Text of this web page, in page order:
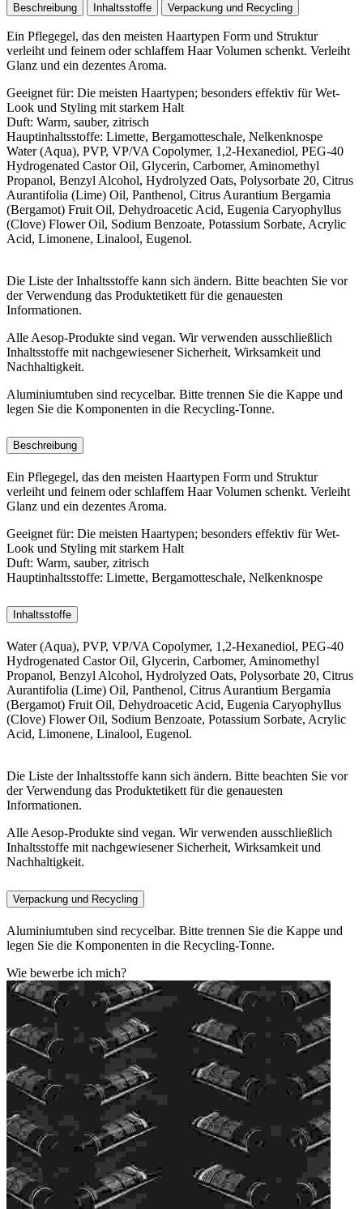
Beschreibung Inhaltsstoffe Verpackung und Recycling
Ein Pflegegel, das den meisten Haartypen Form und Struktur
verleiht und feinem oder schlaffem Haar Volumen schenkt. Verleiht
Glanz und ein dezentes Aroma.
Geeignet für: Die meisten Haartypen; besonders effektiv für Wet-
Look und Styling mit starkem Halt
Duft: Warm, sauber, zitrisch
Hauptinhaltsstoffe​: Limette, Bergamotteschale, Nelkenknospe
Water (Aqua), PVP, VP/VA Copolymer, 1,2-Hexanediol, PEG-40
Hydrogenated Castor Oil, Glycerin, Carbomer, Aminomethyl
Propanol, Benzyl Alcohol, Hydrolyzed Oats, Polysorbate 20, Citrus
Aurantifolia (Lime) Oil, Panthenol, Citrus Aurantium Bergamia
(Bergamot) Fruit Oil, Dehydroacetic Acid, Eugenia Caryophyllus
(Clove) Flower Oil, Sodium Benzoate, Potassium Sorbate, Acrylic
Acid, Limonene, Linalool, Eugenol.
Die Liste der Inhaltsstoffe kann sich ändern. Bitte beachten Sie vor
der Verwendung das Produktetikett für die genauesten
Informationen.
Alle Aesop-Produkte sind vegan. Wir verwenden ausschließlich
Inhaltsstoffe mit nachgewiesener Sicherheit, Wirksamkeit und
Nachhaltigkeit.
Aluminiumtuben sind recycelbar. Bitte trennen Sie die Kappe und
legen Sie die Komponenten in die Recycling-Tonne.
Beschreibung
Ein Pflegegel, das den meisten Haartypen Form und Struktur
verleiht und feinem oder schlaffem Haar Volumen schenkt. Verleiht
Glanz und ein dezentes Aroma.
Geeignet für: Die meisten Haartypen; besonders effektiv für Wet-
Look und Styling mit starkem Halt
Duft: Warm, sauber, zitrisch
Hauptinhaltsstoffe​: Limette, Bergamotteschale, Nelkenknospe
Inhaltsstoffe
Water (Aqua), PVP, VP/VA Copolymer, 1,2-Hexanediol, PEG-40
Hydrogenated Castor Oil, Glycerin, Carbomer, Aminomethyl
Propanol, Benzyl Alcohol, Hydrolyzed Oats, Polysorbate 20, Citrus
Aurantifolia (Lime) Oil, Panthenol, Citrus Aurantium Bergamia
(Bergamot) Fruit Oil, Dehydroacetic Acid, Eugenia Caryophyllus
(Clove) Flower Oil, Sodium Benzoate, Potassium Sorbate, Acrylic
Acid, Limonene, Linalool, Eugenol.
Die Liste der Inhaltsstoffe kann sich ändern. Bitte beachten Sie vor
der Verwendung das Produktetikett für die genauesten
Informationen.
Alle Aesop-Produkte sind vegan. Wir verwenden ausschließlich
Inhaltsstoffe mit nachgewiesener Sicherheit, Wirksamkeit und
Nachhaltigkeit.
Verpackung und Recycling
Aluminiumtuben sind recycelbar. Bitte trennen Sie die Kappe und
legen Sie die Komponenten in die Recycling-Tonne.
Wie bewerbe ich mich?